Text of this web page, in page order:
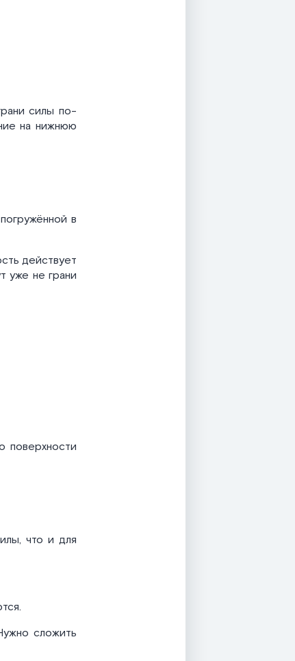
силы по-
на нижнюю
в
действует
уже не грани
поверхности
что и для
сложить